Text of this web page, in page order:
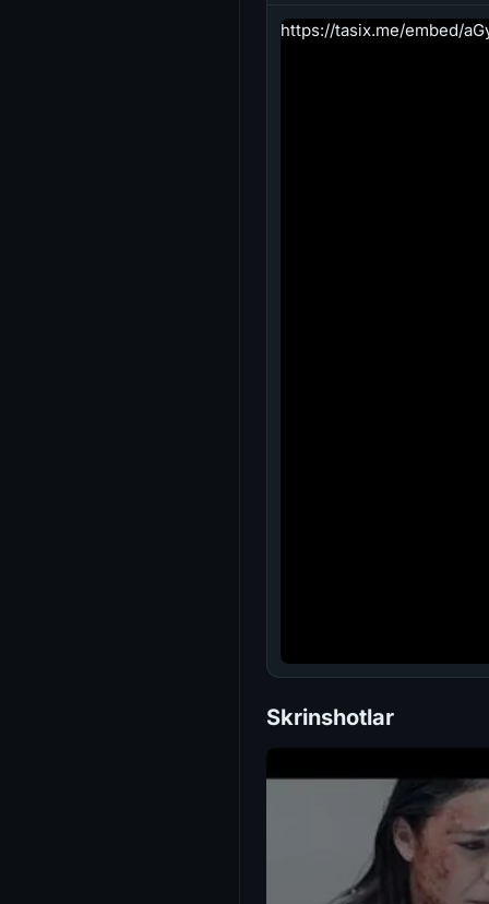
https://tasix.me/embed/
Skrinshotlar